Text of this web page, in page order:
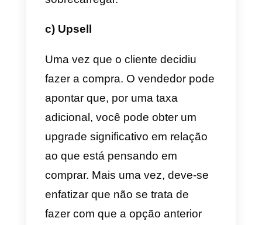
as pesquisas anteriores que já
foram feitas ao comprador. Com
base em todas essas
informações, são feitas
perguntas-chave para reunir
ainda mais informações sobre o
cliente e o que ele procura.
Problema.
O vendedor tem que
ser capaz de ver o problema do